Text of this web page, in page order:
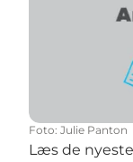
Foto: Julie Panton
Læs de